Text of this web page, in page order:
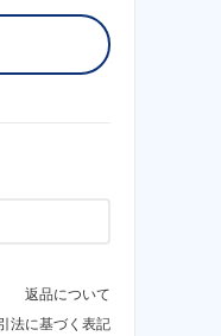
返品について
法に基づく表記